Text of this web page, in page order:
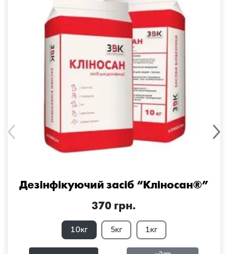
Дезінфікуючий засіб “Кліносан®”
370 грн.
10кг 5кг 1кг